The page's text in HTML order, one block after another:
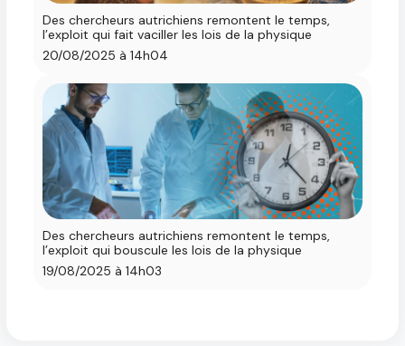
Des chercheurs autrichiens remontent le temps,
l’exploit qui fait vaciller les lois de la physique
20/08/2025 à 14h04
Des chercheurs autrichiens remontent le temps,
l’exploit qui bouscule les lois de la physique
19/08/2025 à 14h03